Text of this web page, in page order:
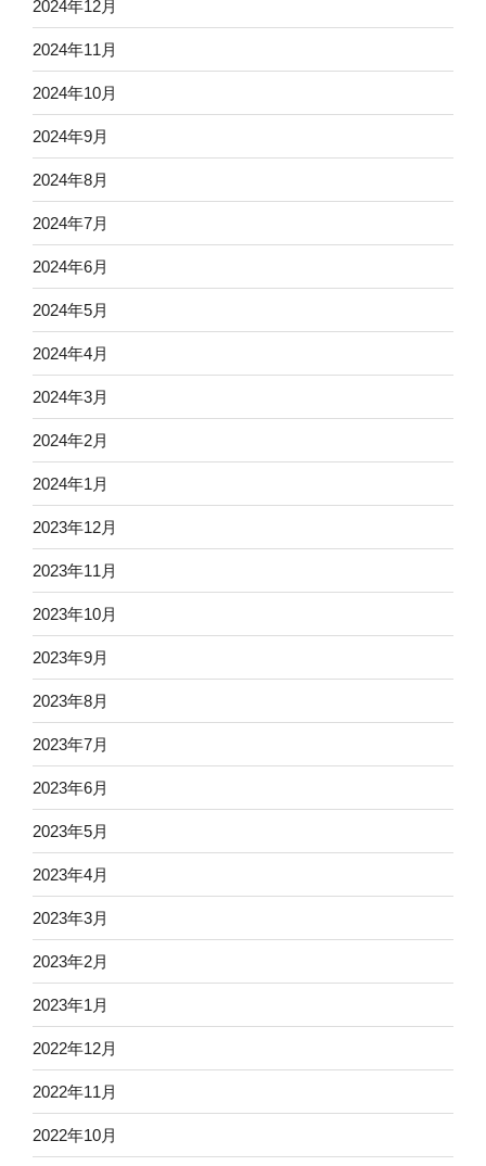
2024年12月
2024年11月
2024年10月
2024年9月
2024年8月
2024年7月
2024年6月
2024年5月
2024年4月
2024年3月
2024年2月
2024年1月
2023年12月
2023年11月
2023年10月
2023年9月
2023年8月
2023年7月
2023年6月
2023年5月
2023年4月
2023年3月
2023年2月
2023年1月
2022年12月
2022年11月
2022年10月